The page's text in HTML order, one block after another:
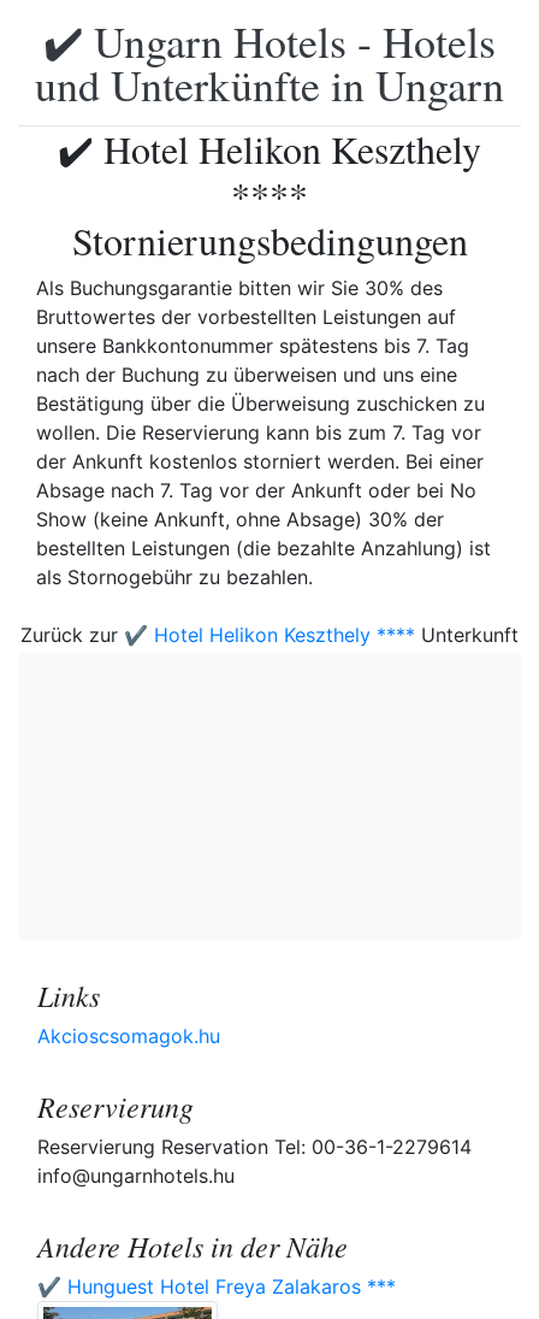
✔️ Ungarn Hotels - Hotels
und Unterkünfte in Ungarn
✔️ Hotel Helikon Keszthely
****
Stornierungsbedingungen
Als Buchungsgarantie bitten wir Sie 30% des
Bruttowertes der vorbestellten Leistungen auf
unsere Bankkontonummer spätestens bis 7. Tag
nach der Buchung zu überweisen und uns eine
Bestätigung über die Überweisung zuschicken zu
wollen. Die Reservierung kann bis zum 7. Tag vor
der Ankunft kostenlos storniert werden. Bei einer
Absage nach 7. Tag vor der Ankunft oder bei No
Show (keine Ankunft, ohne Absage) 30% der
bestellten Leistungen (die bezahlte Anzahlung) ist
als Stornogebühr zu bezahlen.
Zurück zur ✔️ Hotel Helikon Keszthely **** Unterkunft
Links
Akcioscsomagok.hu
Reservierung
Reservierung Reservation Tel: 00-36-1-2279614
info@ungarnhotels.hu
Andere Hotels in der Nähe
✔️ Hunguest Hotel Freya Zalakaros ***